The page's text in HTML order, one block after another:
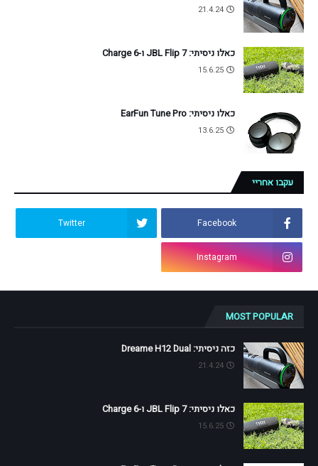
21.4.24
כאלו ניסיתי: JBL Flip 7 ו-Charge 6
15.6.25
כאלו ניסיתי: EarFun Tune Pro
13.6.25
עקבו אחריי
Facebook
Twitter
Instagram
MOST POPULAR
כזה ניסיתי: Dreame H12 Dual
21.4.24
כאלו ניסיתי: JBL Flip 7 ו-Charge 6
15.6.25